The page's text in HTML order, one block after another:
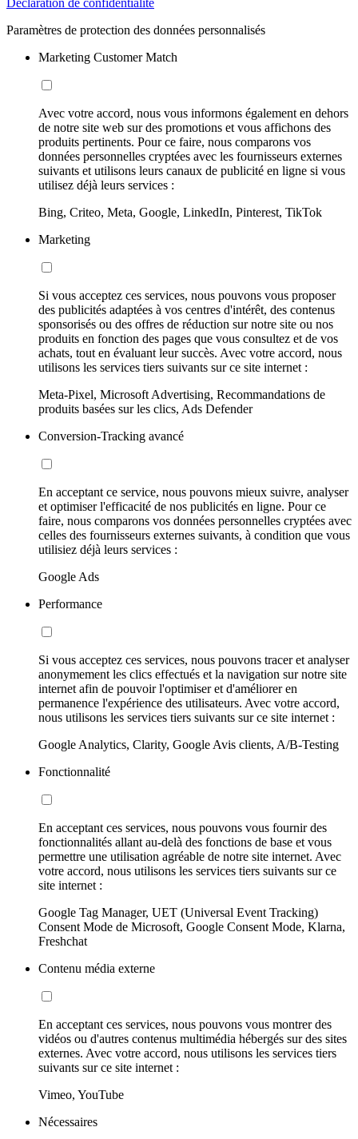
Paramètres de protection des données personnalisés
Marketing Customer Match
Avec votre accord, nous vous informons également en dehors
de notre site web sur des promotions et vous affichons des
produits pertinents. Pour ce faire, nous comparons vos
données personnelles cryptées avec les fournisseurs externes
suivants et utilisons leurs canaux de publicité en ligne si vous
utilisez déjà leurs services :
Bing, Criteo, Meta, Google, LinkedIn, Pinterest, TikTok
Marketing
Si vous acceptez ces services, nous pouvons vous proposer
des publicités adaptées à vos centres d'intérêt, des contenus
sponsorisés ou des offres de réduction sur notre site ou nos
produits en fonction des pages que vous consultez et de vos
achats, tout en évaluant leur succès. Avec votre accord, nous
utilisons les services tiers suivants sur ce site internet :
Meta-Pixel, Microsoft Advertising, Recommandations de
produits basées sur les clics, Ads Defender
Conversion-Tracking avancé
En acceptant ce service, nous pouvons mieux suivre, analyser
et optimiser l'efficacité de nos publicités en ligne. Pour ce
faire, nous comparons vos données personnelles cryptées avec
celles des fournisseurs externes suivants, à condition que vous
utilisiez déjà leurs services :
Google Ads
Performance
Si vous acceptez ces services, nous pouvons tracer et analyser
anonymement les clics effectués et la navigation sur notre site
internet afin de pouvoir l'optimiser et d'améliorer en
permanence l'expérience des utilisateurs. Avec votre accord,
nous utilisons les services tiers suivants sur ce site internet :
Google Analytics, Clarity, Google Avis clients, A/B-Testing
Fonctionnalité
En acceptant ces services, nous pouvons vous fournir des
fonctionnalités allant au-delà des fonctions de base et vous
permettre une utilisation agréable de notre site internet. Avec
votre accord, nous utilisons les services tiers suivants sur ce
site internet :
Google Tag Manager, UET (Universal Event Tracking)
Consent Mode de Microsoft, Google Consent Mode, Klarna,
Freshchat
Contenu média externe
En acceptant ces services, nous pouvons vous montrer des
vidéos ou d'autres contenus multimédia hébergés sur des sites
externes. Avec votre accord, nous utilisons les services tiers
suivants sur ce site internet :
Vimeo, YouTube
Nécessaires